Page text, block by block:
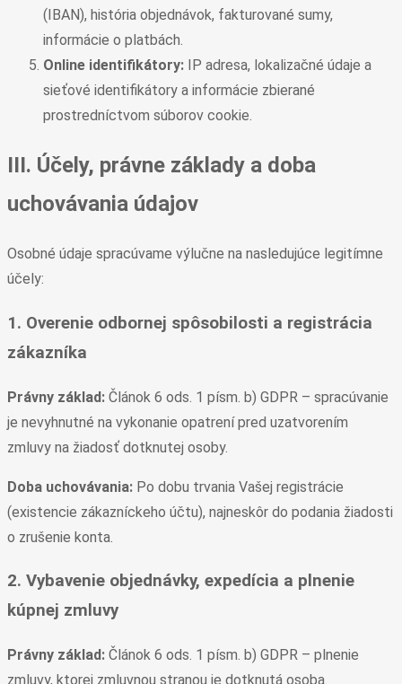
(IBAN), história objednávok, fakturované sumy,
informácie o platbách.
Online identifikátory: IP adresa, lokalizačné údaje a
sieťové identifikátory a informácie zbierané
prostredníctvom súborov cookie.
III. Účely, právne základy a doba
uchovávania údajov
Osobné údaje spracúvame výlučne na nasledujúce legitímne
účely:
1. Overenie odbornej spôsobilosti a registrácia
zákazníka
Právny základ: Článok 6 ods. 1 písm. b) GDPR – spracúvanie
je nevyhnutné na vykonanie opatrení pred uzatvorením
zmluvy na žiadosť dotknutej osoby.
Doba uchovávania: Po dobu trvania Vašej registrácie
(existencie zákazníckeho účtu), najneskôr do podania žiadosti
o zrušenie konta.
2. Vybavenie objednávky, expedícia a plnenie
kúpnej zmluvy
Právny základ: Článok 6 ods. 1 písm. b) GDPR – plnenie
zmluvy, ktorej zmluvnou stranou je dotknutá osoba.